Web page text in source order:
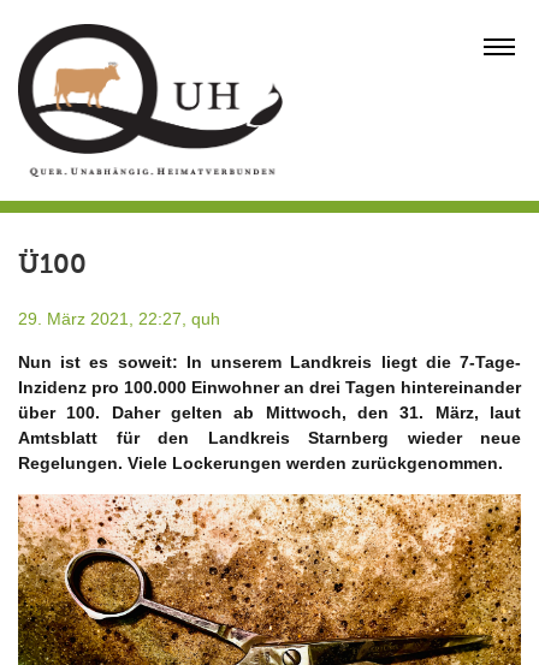
content
Ü100
29. März 2021, 22:27, quh
Nun ist es soweit: In unserem Landkreis liegt die 7-Tage-
Inzidenz pro 100.000 Einwohner an drei Tagen hintereinander
über 100. Daher gelten ab Mittwoch, den 31. März, laut
Amtsblatt für den Landkreis Starnberg wieder neue
Regelungen. Viele Lockerungen werden zurückgenommen.